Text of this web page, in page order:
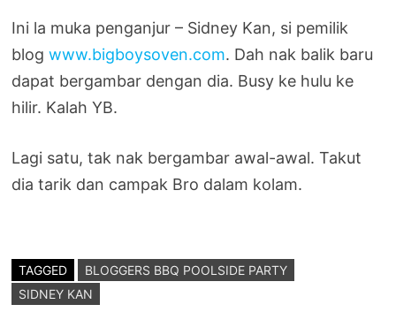
Ini la muka penganjur – Sidney Kan, si pemilik
blogwww.bigboysoven.com. Dah nak balik baru
dapat bergambar dengan dia. Busy ke hulu ke
hilir. Kalah YB.
Lagi satu, tak nak bergambar awal-awal. Takut
dia tarik dan campak Bro dalam kolam.
TAGGED
BLOGGERS BBQ POOLSIDE PARTY
SIDNEY KAN